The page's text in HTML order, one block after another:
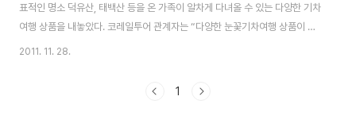
표적인 명소 덕유산, 태백산 등을 온 가족이 알차게 다녀올 수 있는 다양한 기차
여행 상품을 내놓았다. 코레일투어 관계자는 “다양한 눈꽃기차여행 상품이 있
지만, 그 중 꼭 가보아야 할 5가지 상품을 추천하고 싶다”며, “크리스마스, 연
2011. 11. 28.
1